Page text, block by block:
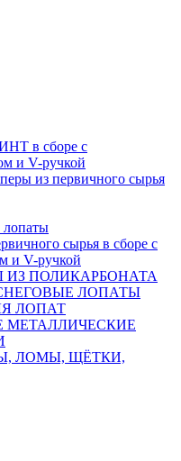
в сборе с
и V-ручкой
из первичного сырья
лопаты
сырья в сборе с
и V-ручкой
ПОЛИКАРБОНАТА
ЛОПАТЫ
ЛОПАТ
МЕТАЛЛИЧЕСКИЕ
ЛОМЫ, ЩЁТКИ,